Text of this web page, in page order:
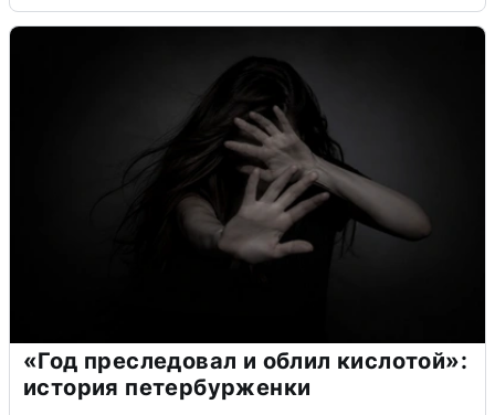
«Год преследовал и облил кислотой»:
история петербурженки